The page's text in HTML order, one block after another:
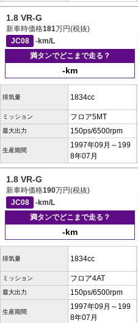
1.8 VR-G
新車時価格181万円(税抜)
JC08
-km/L
満タンでどこまで走る？
-km
排気量 1834cc
ミッション フロア5MT
最大出力 150ps/6500rpm
生産期間
1997年09月～199
8年07月
1.8 VR-G
新車時価格190万円(税抜)
JC08
-km/L
満タンでどこまで走る？
-km
排気量 1834cc
ミッション フロア4AT
最大出力 150ps/6500rpm
生産期間
1997年09月～199
8年07月